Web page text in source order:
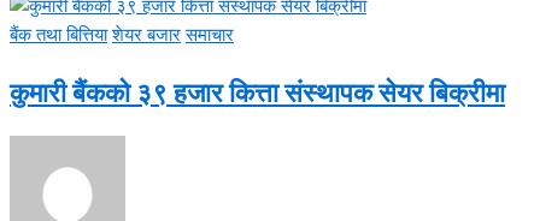
बैंक तथा बित्तिया शेयर बजार समाचार
कुमारी बैंकको ३९ हजार कित्ता संस्थापक सेयर बिक्रीमा